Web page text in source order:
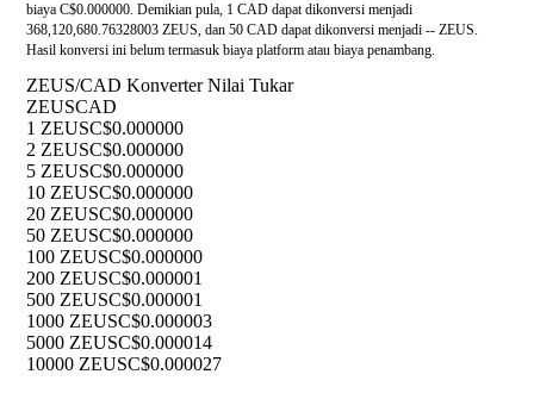
biaya C$0.000000. Demikian pula, 1 CAD dapat dikonversi menjadi
368,120,680.76328003 ZEUS, dan 50 CAD dapat dikonversi menjadi -- ZEUS.
Hasil konversi ini belum termasuk biaya platform atau biaya penambang.
ZEUS/CAD Konverter Nilai Tukar
ZEUSCAD
1 ZEUSC$0.000000
2 ZEUSC$0.000000
5 ZEUSC$0.000000
10 ZEUSC$0.000000
20 ZEUSC$0.000000
50 ZEUSC$0.000000
100 ZEUSC$0.000000
200 ZEUSC$0.000001
500 ZEUSC$0.000001
1000 ZEUSC$0.000003
5000 ZEUSC$0.000014
10000 ZEUSC$0.000027